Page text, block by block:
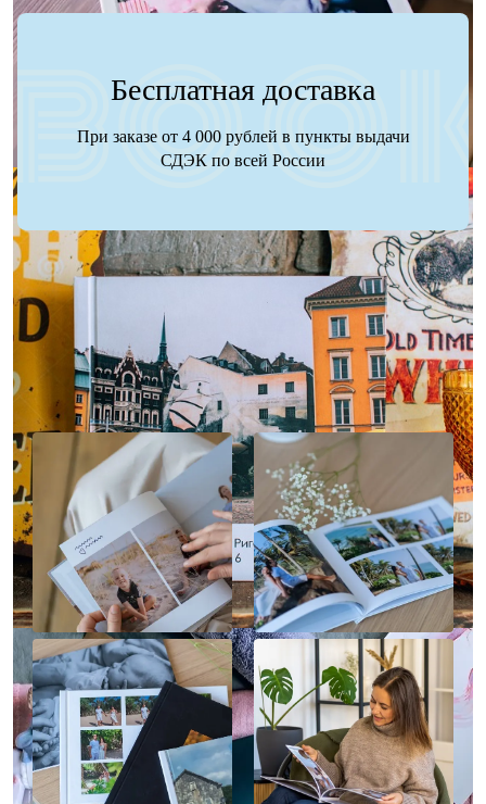
Бесплатная доставка
При заказе от 4 000 рублей в пункты выдачи
СДЭК по всей России
Наше портфолио